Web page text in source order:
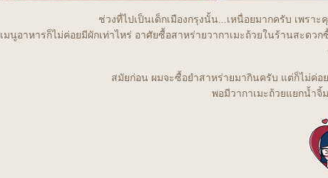
ช่วงทื่ไปเป็นเด็กเมืองกรุงนั้น...เหนื่อยมากครับ เพรา
เมนูอาหารก็ไม่ค่อยมีผักเท่าไหร่ อาศัยซื้อสาหร่ายวากาเมะถ้วยในร้านสะด
สมัยก่อน ผมจะซื้อยำสาหร่ายมากินครับ แต่ก็ไม่ค่อ
พอมีวากาเมะถ้วยแยกน้ำจิ้